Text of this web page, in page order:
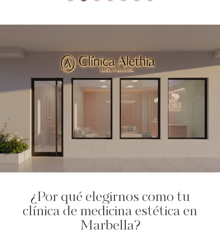
¿Por qué elegirnos como tu
clínica de medicina estética en
Marbella?